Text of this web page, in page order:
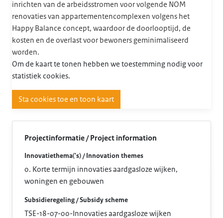
inrichten van de arbeidsstromen voor volgende NOM
renovaties van appartementencomplexen volgens het
Happy Balance concept, waardoor de doorlooptijd, de
kosten en de overlast voor bewoners geminimaliseerd
worden.
Om de kaart te tonen hebben we toestemming nodig voor
statistiek cookies.
Sta cookies toe en toon kaart
Projectinformatie / Project information
Innovatiethema('s) / Innovation themes
0. Korte termijn innovaties aardgasloze wijken,
woningen en gebouwen
Subsidieregeling / Subsidy scheme
TSE-18-07-00-Innovaties aardgasloze wijken